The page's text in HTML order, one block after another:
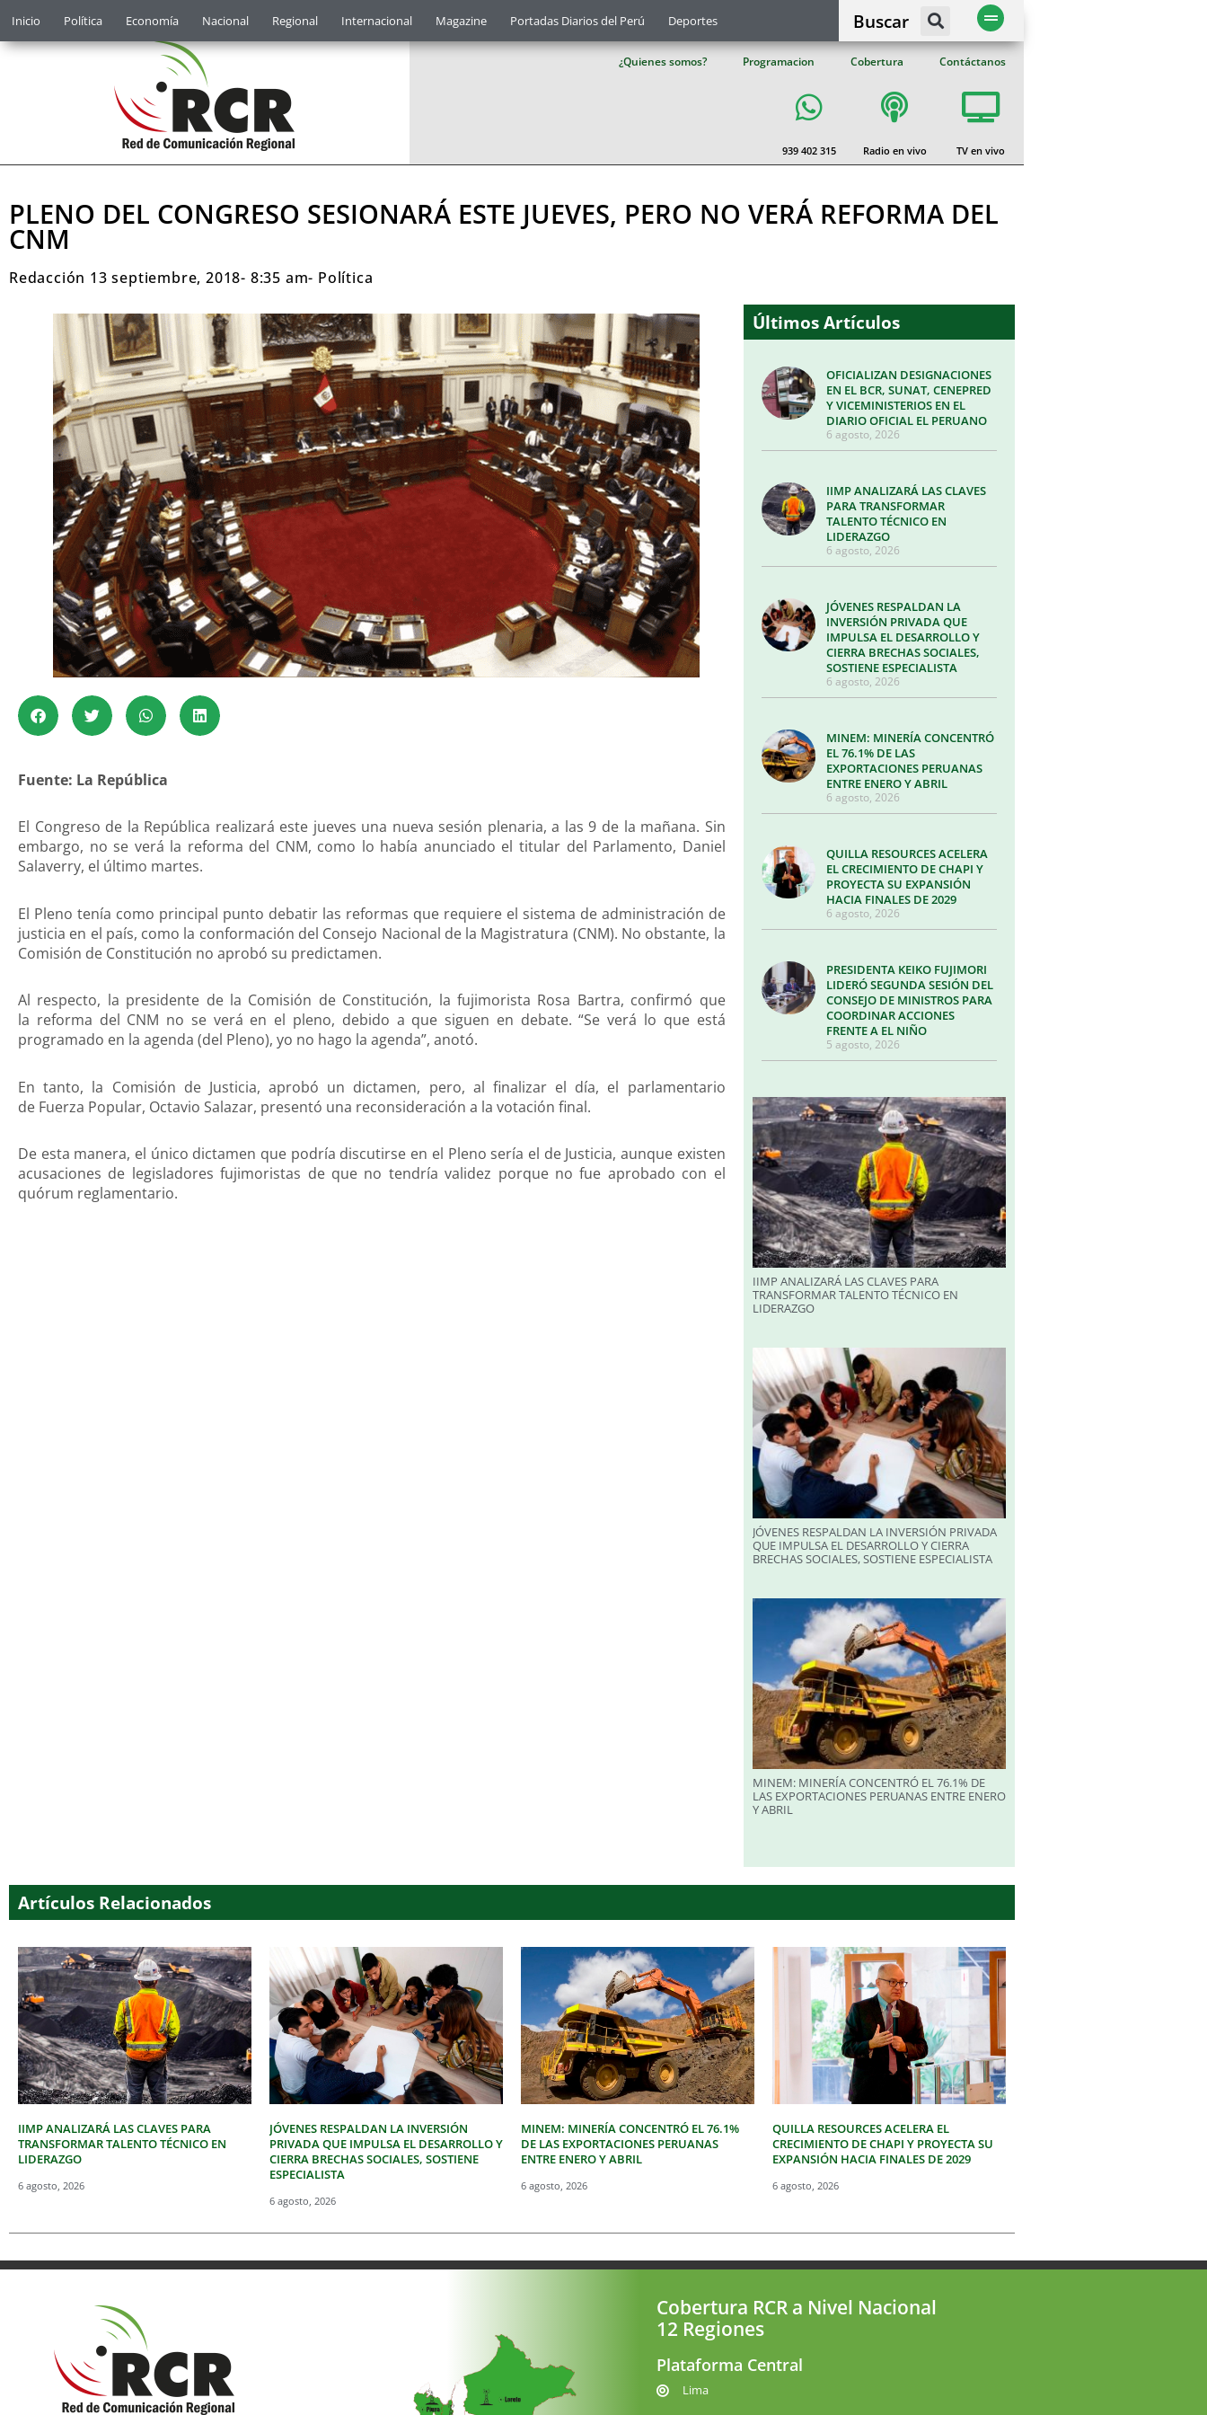
Inicio Política Economía Nacional Regional Internacional Magazine Portadas Diarios del Perú Deportes Buscar
¿Quienes somos? Programacion Cobertura Contáctanos
939 402 315 Radio en vivo TV en vivo
PLENO DEL CONGRESO SESIONARÁ ESTE JUEVES, PERO NO VERÁ REFORMA DEL
CNM
Redacción 13 septiembre, 2018- 8:35 am- Política
Fuente: La República
El Congreso de la República realizará este jueves una nueva sesión plenaria, a las 9 de la mañana. Sin
embargo, no se verá la reforma del CNM, como lo había anunciado el titular del Parlamento, Daniel
Salaverry, el último martes.
El Pleno tenía como principal punto debatir las reformas que requiere el sistema de administración de
justicia en el país, como la conformación del Consejo Nacional de la Magistratura (CNM). No obstante, la
Comisión de Constitución no aprobó su predictamen.
Al respecto, la presidente de la Comisión de Constitución, la fujimorista Rosa Bartra, confirmó que
la reforma del CNM no se verá en el pleno, debido a que siguen en debate. “Se verá lo que está
programado en la agenda (del Pleno), yo no hago la agenda”, anotó.
En tanto, la Comisión de Justicia, aprobó un dictamen, pero, al finalizar el día, el parlamentario
de Fuerza Popular, Octavio Salazar, presentó una reconsideración a la votación final.
De esta manera, el único dictamen que podría discutirse en el Pleno sería el de Justicia, aunque existen
acusaciones de legisladores fujimoristas de que no tendría validez porque no fue aprobado con el
quórum reglamentario.
Últimos Artículos
OFICIALIZAN DESIGNACIONES
EN EL BCR, SUNAT, CENEPRED
Y VICEMINISTERIOS EN EL
DIARIO OFICIAL EL PERUANO
6 agosto, 2026
IIMP ANALIZARÁ LAS CLAVES
PARA TRANSFORMAR
TALENTO TÉCNICO EN
LIDERAZGO
6 agosto, 2026
JÓVENES RESPALDAN LA
INVERSIÓN PRIVADA QUE
IMPULSA EL DESARROLLO Y
CIERRA BRECHAS SOCIALES,
SOSTIENE ESPECIALISTA
6 agosto, 2026
MINEM: MINERÍA CONCENTRÓ
EL 76.1% DE LAS
EXPORTACIONES PERUANAS
ENTRE ENERO Y ABRIL
6 agosto, 2026
QUILLA RESOURCES ACELERA
EL CRECIMIENTO DE CHAPI Y
PROYECTA SU EXPANSIÓN
HACIA FINALES DE 2029
6 agosto, 2026
PRESIDENTA KEIKO FUJIMORI
LIDERÓ SEGUNDA SESIÓN DEL
CONSEJO DE MINISTROS PARA
COORDINAR ACCIONES
FRENTE A EL NIÑO
5 agosto, 2026
IIMP ANALIZARÁ LAS CLAVES PARA
TRANSFORMAR TALENTO TÉCNICO EN
LIDERAZGO
JÓVENES RESPALDAN LA INVERSIÓN PRIVADA
QUE IMPULSA EL DESARROLLO Y CIERRA
BRECHAS SOCIALES, SOSTIENE ESPECIALISTA
MINEM: MINERÍA CONCENTRÓ EL 76.1% DE
LAS EXPORTACIONES PERUANAS ENTRE ENERO
Y ABRIL
Artículos Relacionados
IIMP ANALIZARÁ LAS CLAVES PARA
TRANSFORMAR TALENTO TÉCNICO EN
LIDERAZGO
6 agosto, 2026
JÓVENES RESPALDAN LA INVERSIÓN
PRIVADA QUE IMPULSA EL DESARROLLO Y
CIERRA BRECHAS SOCIALES, SOSTIENE
ESPECIALISTA
6 agosto, 2026
MINEM: MINERÍA CONCENTRÓ EL 76.1%
DE LAS EXPORTACIONES PERUANAS
ENTRE ENERO Y ABRIL
6 agosto, 2026
QUILLA RESOURCES ACELERA EL
CRECIMIENTO DE CHAPI Y PROYECTA SU
EXPANSIÓN HACIA FINALES DE 2029
6 agosto, 2026
Cobertura RCR a Nivel Nacional
12 Regiones
Plataforma Central
Lima